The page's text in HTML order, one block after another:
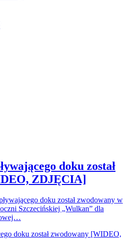
doku został
ZDJĘCIA]
doku został zwodowany w
Szczecińskiej „Wulkan” dla